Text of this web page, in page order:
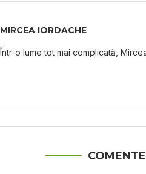
MIRCEA IORDACHE
Într-o lume tot mai complicată,